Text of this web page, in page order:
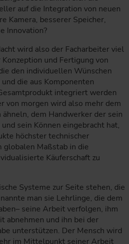
auf die Integration von neuen
Kamera, besserer Speicher,
Innovation?
wird also der Facharbeiter viel
und Fertigung von
den individuellen Wünschen
die aus Komponenten
integriert werden
von morgen wird also mehr dem
dem Handwerker der sein
sein Können eingebracht hat,
höchster technischer
globalen Maßstab in die
Käuferschaft zu
Systeme zur Seite stehen, die
man sie Lehrlinge, die dem
seine Arbeit verfolgen, ihm
abnehmen und ihn bei der
unterstützen. Der Mensch wird
im Mittelpunkt seiner Arbeit